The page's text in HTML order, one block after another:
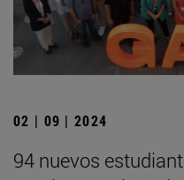
02 | 09 | 2024
94 nuevos